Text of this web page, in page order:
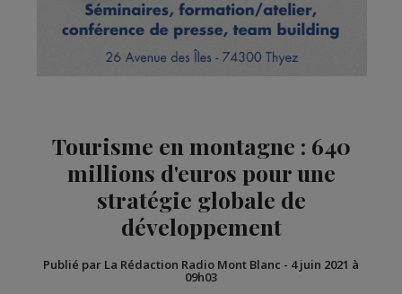
Tourisme en montagne : 640
millions d'euros pour une
stratégie globale de
développement
Publié par La Rédaction Radio Mont Blanc - 4 juin 2021 à
09h03